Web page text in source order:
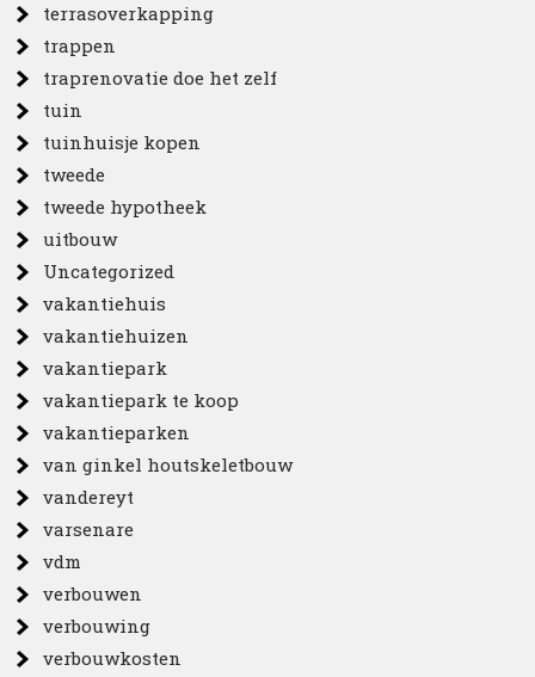
terrasoverkapping
trappen
traprenovatie doe het zelf
tuin
tuinhuisje kopen
tweede
tweede hypotheek
uitbouw
Uncategorized
vakantiehuis
vakantiehuizen
vakantiepark
vakantiepark te koop
vakantieparken
van ginkel houtskeletbouw
vandereyt
varsenare
vdm
verbouwen
verbouwing
verbouwkosten